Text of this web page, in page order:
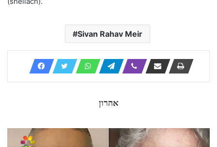
Sivan Rahav Meir
אהרון